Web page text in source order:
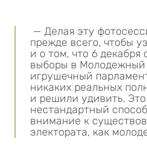
— Делая эту
прежде всего, чтобы
и о том, что 6 декабря
выборы в Молодежный
игрушечный
никаких реальных
и решили удивить.
нестандартный
внимание к
электората, как